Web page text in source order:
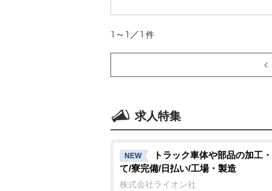
1～1／1 件
求人特集
NEW
トラック車体や部品の加工
て/寮完備/日払い/工場・製造
株式会社ライオン社